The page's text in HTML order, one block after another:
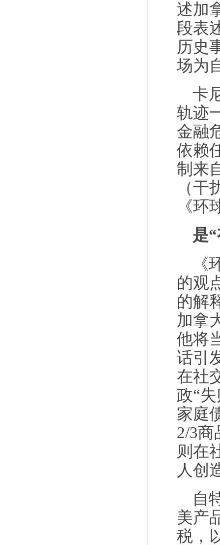
述加
段表
历史
场为
卡
轨迹
金融
依赖
制来
（
《
是
的观
的解
加拿
他将
话引
在社
政“
家庭
2/3商
则在
人创
自
美产
税，